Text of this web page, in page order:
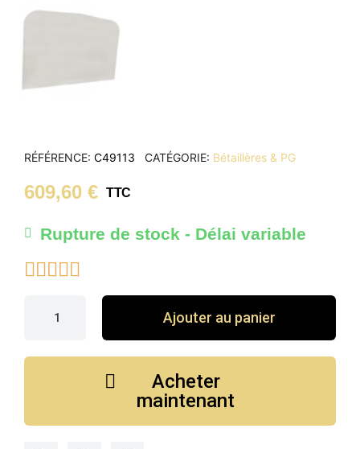
RÉFÉRENCE C49113 CATÉGORIE Bétaillères & PG
609,60 € TTC
Rupture de stock - Délai variable

Ajouter au panier
Acheter
maintenant